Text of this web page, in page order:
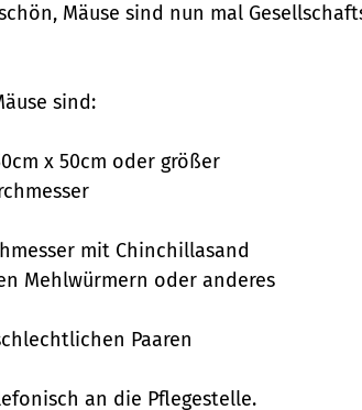
Mäuse sind nun mal
sind:
x 50cm oder größer
mit Chinchillasand
Mehlwürmern oder anderes
Paaren
an die Pflegestelle.